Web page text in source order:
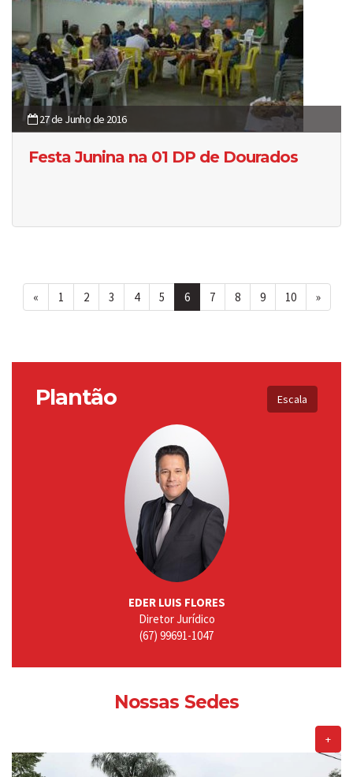
27 de Junho de 2016
Festa Junina na 01 DP de Dourados
« 1 2 3 4 5 6 7 8 9 10 »
Plantão Escala
EDER LUIS FLORES
Diretor Jurídico
(67) 99691-1047
Nossas Sedes
+